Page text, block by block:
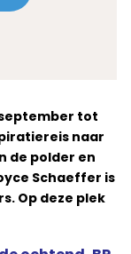
tot
naar
de polder en
Schaeffer is
Op deze plek